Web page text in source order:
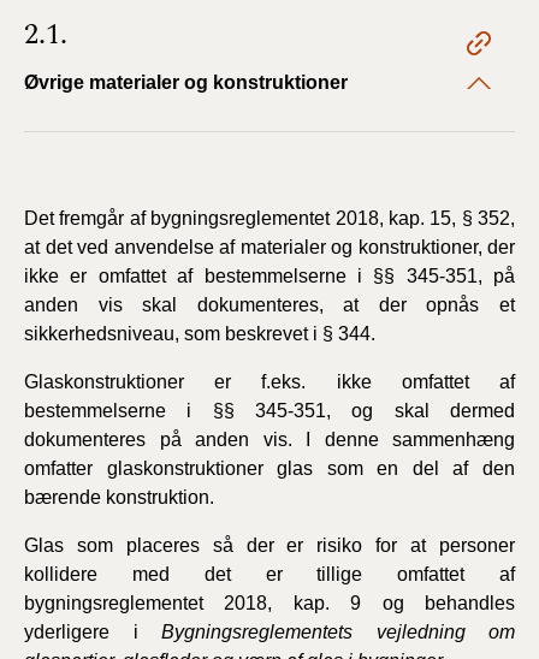
2.1.
Øvrige materialer og konstruktioner
Det fremgår af bygningsreglementet 2018, kap. 15, § 352,
at det ved anvendelse af materialer og konstruktioner, der
ikke er omfattet af bestemmelserne i §§ 345-351, på
anden vis skal dokumenteres, at der opnås et
sikkerhedsniveau, som beskrevet i § 344.
Glaskonstruktioner er f.eks. ikke omfattet af
bestemmelserne i §§ 345-351, og skal dermed
dokumenteres på anden vis. I denne sammenhæng
omfatter glaskonstruktioner glas som en del af den
bærende konstruktion.
Glas som placeres så der er risiko for at personer
kollidere med det er tillige omfattet af
bygningsreglementet 2018, kap. 9 og behandles
yderligere i Bygningsreglementets vejledning om